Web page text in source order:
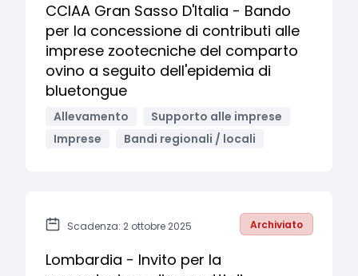
CCIAA Gran Sasso D'Italia - Bando
per la concessione di contributi alle
imprese zootecniche del comparto
ovino a seguito dell'epidemia di
bluetongue
Allevamento
Supporto alle imprese
Imprese
Bandi regionali / locali
Scadenza: 2 ottobre 2025 Archiviato
Lombardia - Invito per la